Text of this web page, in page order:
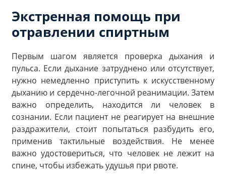
Экстренная помощь при
отравлении спиртным
Первым шагом является проверка дыхания и
пульса. Если дыхание затруднено или отсутствует,
нужно немедленно приступить к искусственному
дыханию и сердечно-легочной реанимации. Затем
важно определить, находится ли человек в
сознании. Если пациент не реагирует на внешние
раздражители, стоит попытаться разбудить его,
применив тактильные воздействия. Не менее
важно удостовериться, что человек не лежит на
спине, чтобы избежать удушья при рвоте.